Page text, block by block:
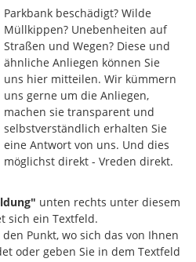
Parkbank beschädigt? Wilde
Müllkippen? Unebenheiten auf
Straßen und Wegen? Diese und
ähnliche Anliegen können Sie
uns hier mitteilen. Wir kümmern
uns gerne um die Anliegen,
machen sie transparent und
selbstverständlich erhalten Sie
eine Antwort von uns. Und dies
möglichst direkt - Vreden direkt.
unten rechts unter diesem
sich ein Textfeld.
Punkt, wo sich das von Ihnen
oder geben Sie in dem Textfeld